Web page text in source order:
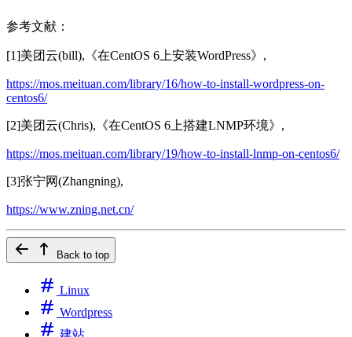
参考文献：
[1]美团云(bill),《在CentOS 6上安装WordPress》,
https://mos.meituan.com/library/16/how-to-install-wordpress-on-
centos6/
[2]美团云(Chris),《在CentOS 6上搭建LNMP环境》,
https://mos.meituan.com/library/19/how-to-install-lnmp-on-centos6/
[3]张宁网(Zhangning),
https://www.zning.net.cn/
Back to top
Linux
Wordpress